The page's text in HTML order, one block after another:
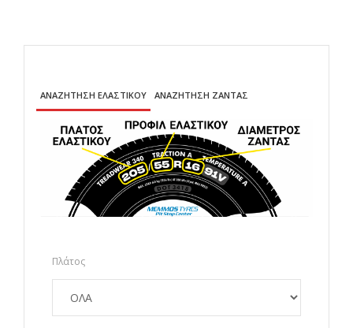
ΑΝΑΖΗΤΗΣΗ ΕΛΑΣΤΙΚΟΥ ΑΝΑΖΗΤΗΣΗ ΖΑΝΤΑΣ
Πλάτος